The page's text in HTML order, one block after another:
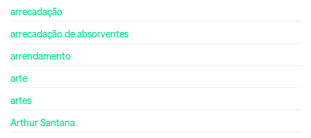
arrecadação
arrecadação de absorventes
arrendamento
arte
artes
Arthur Santana